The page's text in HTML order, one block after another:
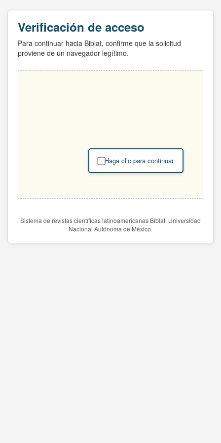
Verificación de acceso
Para continuar hacia Biblat, confirme que la solicitud
proviene de un navegador legítimo.
Haga clic para continuar
Sistema de revistas científicas latinoamericanas Biblat. Universidad
Nacional Autónoma de México.